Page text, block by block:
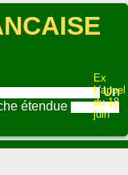
Ex
L'appel
du 18
juin
Un
étendue